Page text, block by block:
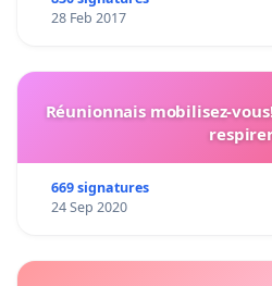
for the suffering caused to the
we want our animal
an organization that values both
the welfare of animals, and
profit;
28 Feb 2017
Réunionnais mobilisez-
669 signatures
24 Sep 2020